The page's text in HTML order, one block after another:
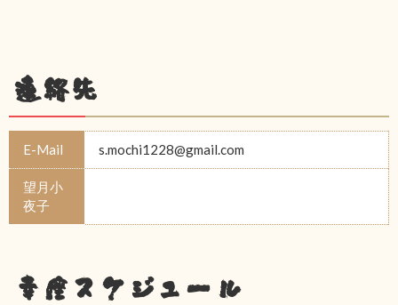
連絡先
E-Mail s.mochi1228@gmail.com
望月小
夜子
幸座スケジュール